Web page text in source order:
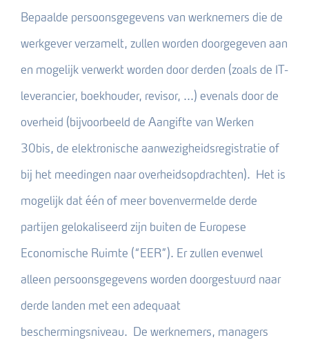
Bepaalde persoonsgegevens van werknemers die de
werkgever verzamelt, zullen worden doorgegeven aan
en mogelijk verwerkt worden door derden (zoals de IT-
leverancier, boekhouder, revisor, ...) evenals door de
overheid (bijvoorbeeld de Aangifte van Werken
30bis, de elektronische aanwezigheidsregistratie of
bij het meedingen naar overheidsopdrachten). Het is
mogelijk dat één of meer bovenvermelde derde
partijen gelokaliseerd zijn buiten de Europese
Economische Ruimte (“EER”). Er zullen evenwel
alleen persoonsgegevens worden doorgestuurd naar
derde landen met een adequaat
beschermingsniveau. De werknemers, managers